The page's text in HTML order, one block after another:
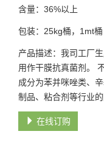
含量：36%以上
包装：25kg桶，1mt桶
产品描述：我司工厂
用作干膜抗真菌剂。
成分为苯并咪唑类、
制品、粘合剂等行业的
在线订购